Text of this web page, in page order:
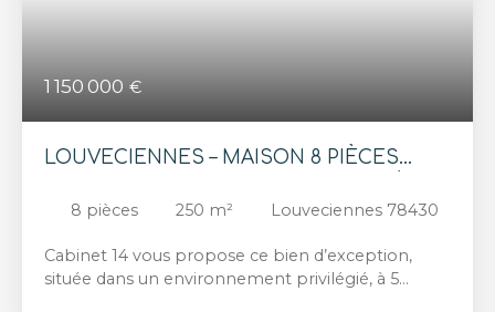
1 150 000 €
LOUVECIENNES – MAISON 8 PIÈCES
2400 m²
8 pièces 250 m² Louveciennes 78430
Cabinet 14 vous propose ce bien d’exception,
située dans un environnement privilégié, à 5